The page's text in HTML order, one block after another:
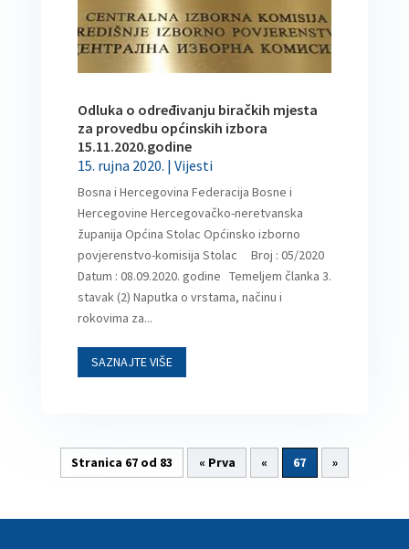
Odluka o određivanju biračkih mjesta
za provedbu općinskih izbora
15.11.2020.godine
15. rujna 2020. | Vijesti
Bosna i Hercegovina Federacija Bosne i
Hercegovine Hercegovačko-neretvanska
županija Općina Stolac Općinsko izborno
povjerenstvo-komisija Stolac Broj : 05/2020
Datum : 08.09.2020. godine Temeljem članka 3.
stavak (2) Naputka o vrstama, načinu i
rokovima za...
SAZNAJTE VIŠE
Stranica 67 od 83 « Prva « 67 »